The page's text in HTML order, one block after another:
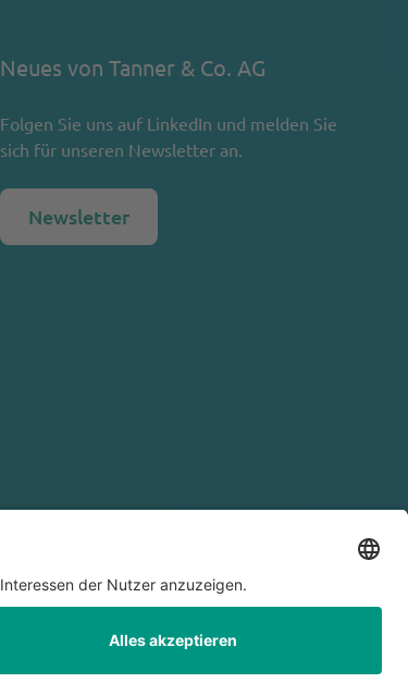
Neues von Tanner & Co. AG
Folgen Sie uns auf LinkedIn und melden Sie
sich für unseren Newsletter an.
Newsletter